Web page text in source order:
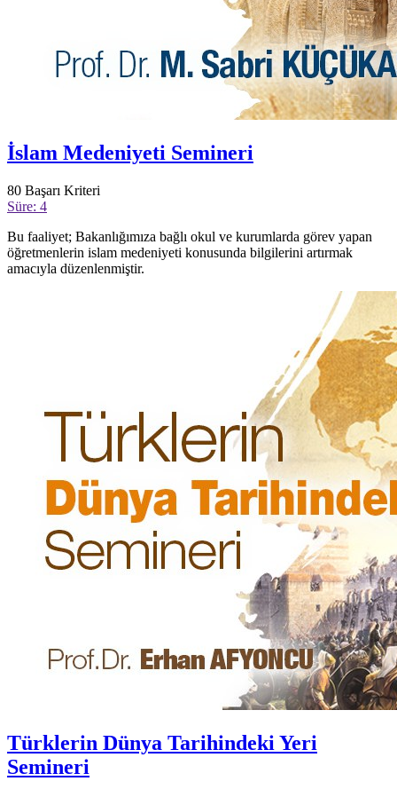
İslam Medeniyeti Semineri
80 Başarı Kriteri
Süre: 4
Bu faaliyet; Bakanlığımıza bağlı okul ve kurumlarda görev yapan
öğretmenlerin islam medeniyeti konusunda bilgilerini artırmak
amacıyla düzenlenmiştir.
Türklerin Dünya Tarihindeki Yeri
Semineri